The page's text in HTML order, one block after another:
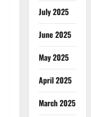
July 2025
June 2025
May 2025
April 2025
March 2025